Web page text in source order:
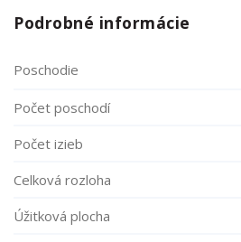
Podrobné informácie
Poschodie
Počet poschodí
Počet izieb
Celková rozloha
Úžitková plocha